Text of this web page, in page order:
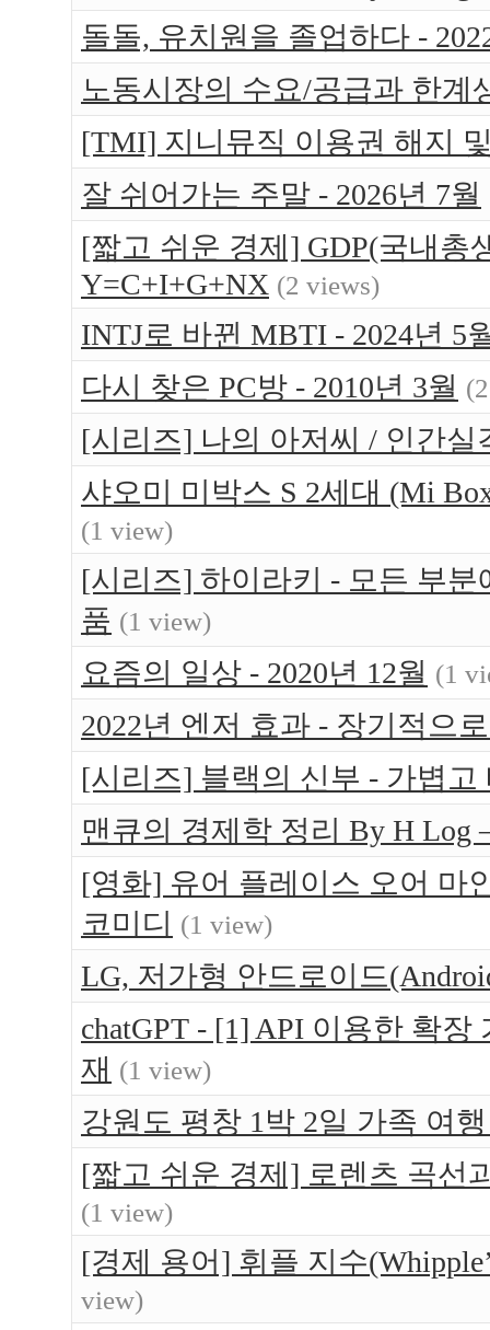
돌돌, 유치원을 졸업하다 -
노동시장의 수요/공급과 한계
[TMI] 지니뮤직 이용권 해지
잘 쉬어가는 주말 - 2026년 7월
[짧고 쉬운 경제] GDP(국내총
Y=C+I+G+NX (2 views)
INTJ로 바뀐 MBTI - 2024년 5
다시 찾은 PC방 - 2010년 3월
[시리즈] 나의 아저씨 / 인간
샤오미 미박스 S 2세대 (Mi
(1 view)
[시리즈] 하이라키 - 모든 부
품 (1 view)
요즘의 일상 - 2020년 12월 (1
2022년 엔저 효과 - 장기적으
[시리즈] 블랙의 신부 - 가볍
맨큐의 경제학 정리 By H Log
[영화] 유어 플레이스 오어 마
코미디
(1 view)
LG, 저가형 안드로이드
chatGPT - [1] API 이용한 확
재 (1 view)
강원도 평창 1박 2일 가족 여
[짧고 쉬운 경제] 로렌츠 곡선
(1 view)
[경제 용어] 휘플 지수
view)